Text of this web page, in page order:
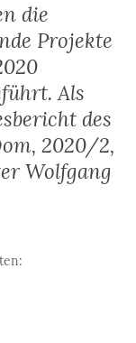
die
Projekte
Als
des
, 2020/2,
Wolfgang